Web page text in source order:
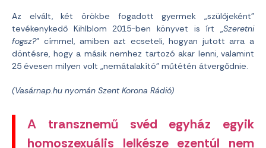
Az elvált, két örökbe fogadott gyermek „szülőjeként”
tevékenykedő Kihlblom 2015-ben könyvet is írt „Szeretni
fogsz?” címmel, amiben azt ecseteli, hogyan jutott arra a
döntésre, hogy a másik nemhez tartozó akar lenni, valamint
25 évesen milyen volt „nemátalakító” műtétén átvergődnie.
(Vasárnap.hu nyomán Szent Korona Rádió)
A transznemű svéd egyház egyik
homoszexuális lelkésze ezentúl nem